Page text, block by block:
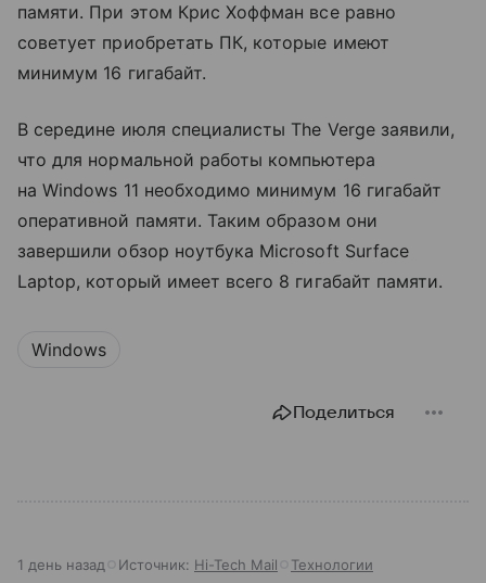
памяти. При этом Крис Хоффман все равно
советует приобретать ПК, которые имеют
минимум 16 гигабайт.
В середине июля специалисты The Verge заявили,
что для нормальной работы компьютера
на Windows 11 необходимо минимум 16 гигабайт
оперативной памяти. Таким образом они
завершили обзор ноутбука Microsoft Surface
Laptop, который имеет всего 8 гигабайт памяти.
Windows
Поделиться
1 день назад Источник: Hi-Tech Mail Технологии